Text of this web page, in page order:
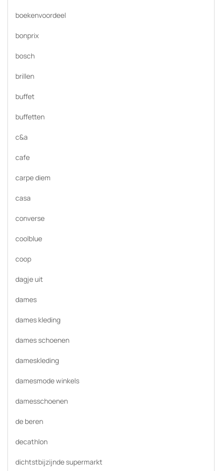
boekenvoordeel
bonprix
bosch
brillen
buffet
buffetten
c&a
cafe
carpe diem
casa
converse
coolblue
coop
dagje uit
dames
dames kleding
dames schoenen
dameskleding
damesmode winkels
damesschoenen
de beren
decathlon
dichtstbijzijnde supermarkt